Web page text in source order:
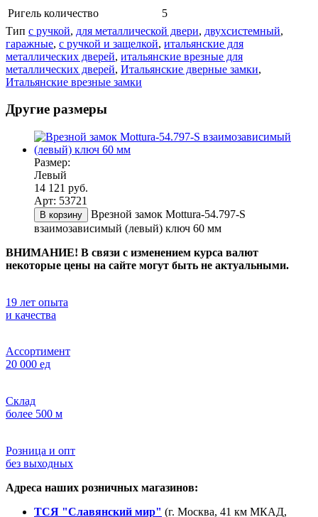
Ригель количество
5
Тип с ручкой, для металлической двери, двухсистемный,
гаражные, с ручкой и защелкой, итальянские для
металлических дверей, итальянские врезные для
металлических дверей, Итальянские дверные замки,
Итальянские врезные замки
Другие размеры
Размер:
Левый
14 121 руб.
Арт: 53721
В корзину
Врезной замок Mottura-54.797-S
взаимозависимый (левый) ключ 60 мм
ВНИМАНИЕ! В связи с изменением курса валют
некоторые цены на сайте могут быть не актуальными.
19 лет опыта
и качества
Ассортимент
20 000 ед
Склад
более 500 м
Розница и опт
без выходных
Адреса наших розничных магазинов:
ТСЯ "Славянский мир" (г. Москва, 41 км МКАД,